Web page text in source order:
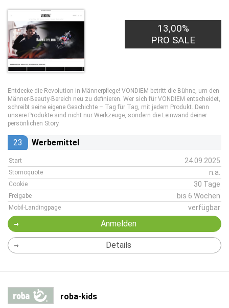
13,00%
PRO SALE
Entdecke die Revolution in Männerpflege! VONDIEM betritt die Bühne, um den
Männer-Beauty-Bereich neu zu definieren. Wer sich für VONDIEM entscheidet,
schreibt seine eigene Geschichte – Tag für Tag, mit jedem Produkt. Denn
unsere Produkte sind nicht nur Werkzeuge, sondern die Leinwand deiner
persönlichen Story.
23 Werbemittel
Start 24.09.2025
Stornoquote n.a.
Cookie 30 Tage
Freigabe bis 6 Wochen
Mobil-Landingpage verfügbar
Anmelden
Details
roba-kids